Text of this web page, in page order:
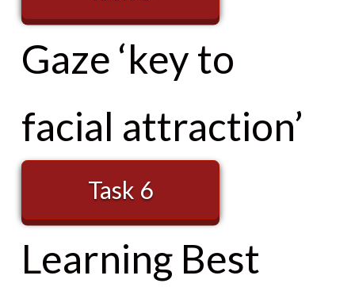
Gaze ‘key to
facial attraction’
Task 6
Learning Best